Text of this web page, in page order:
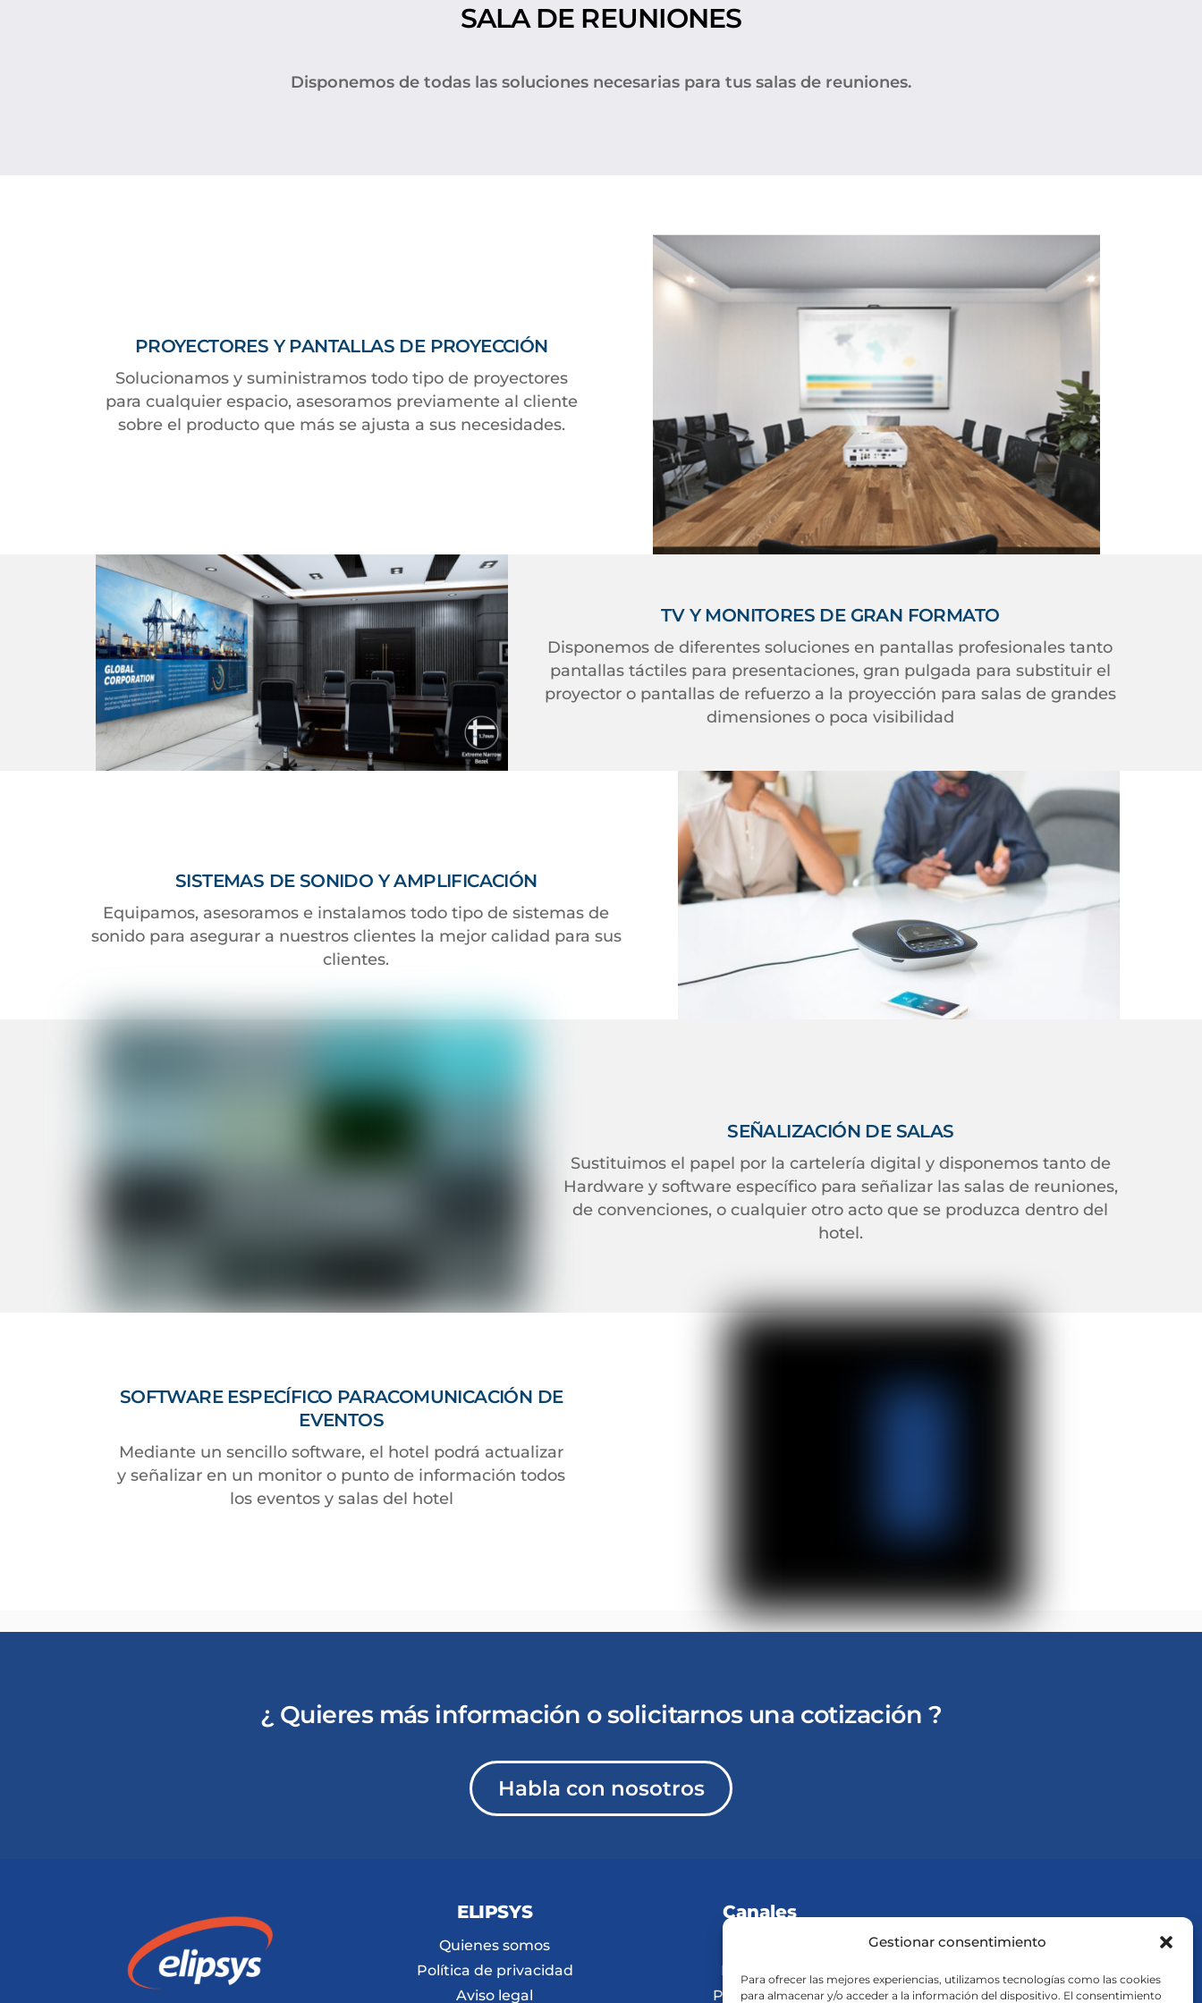
Gestionar consentimiento
Para ofrecer las mejores experiencias, utilizamos tecnologías como las cookies
para almacenar y/o acceder a la información del dispositivo. El consentimiento
SALA DE REUNIONES
Disponemos de todas las soluciones necesarias para tus salas de reuniones.
PROYECTORES Y PANTALLAS DE PROYECCIÓN
Solucionamos y suministramos todo tipo de proyectores
para cualquier espacio, asesoramos previamente al cliente
sobre el producto que más se ajusta a sus necesidades.
TV Y MONITORES DE GRAN FORMATO
Disponemos de diferentes soluciones en pantallas profesionales tanto
pantallas táctiles para presentaciones, gran pulgada para substituir el
proyector o pantallas de refuerzo a la proyección para salas de grandes
dimensiones o poca visibilidad
SISTEMAS DE SONIDO Y AMPLIFICACIÓN
Equipamos, asesoramos e instalamos todo tipo de sistemas de
sonido para asegurar a nuestros clientes la mejor calidad para sus
clientes.
SEÑALIZACIÓN DE SALAS
Sustituimos el papel por la cartelería digital y disponemos tanto de
Hardware y software específico para señalizar las salas de reuniones,
de convenciones, o cualquier otro acto que se produzca dentro del
hotel.
SOFTWARE ESPECÍFICO PARACOMUNICACIÓN DE
EVENTOS
Mediante un sencillo software, el hotel podrá actualizar
y señalizar en un monitor o punto de información todos
los eventos y salas del hotel
¿ Quieres más información o solicitarnos una cotización ?
Habla con nosotros
ELIPSYS
Quienes somos
Política de privacidad
Aviso legal
Canales
Hospitality
Promocional